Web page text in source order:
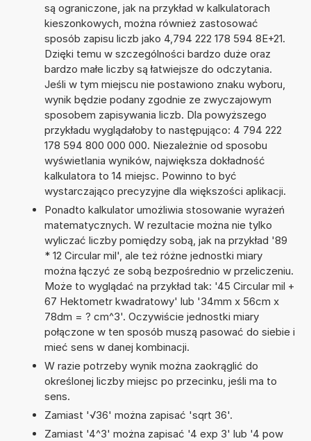
są ograniczone, jak na przykład w kalkulatorach
kieszonkowych, można również zastosować
sposób zapisu liczb jako 4,794 222 178 594 8E+21.
Dzięki temu w szczególności bardzo duże oraz
bardzo małe liczby są łatwiejsze do odczytania.
Jeśli w tym miejscu nie postawiono znaku wyboru,
wynik będzie podany zgodnie ze zwyczajowym
sposobem zapisywania liczb. Dla powyższego
przykładu wyglądałoby to następująco: 4 794 222
178 594 800 000 000. Niezależnie od sposobu
wyświetlania wyników, największa dokładność
kalkulatora to 14 miejsc. Powinno to być
wystarczająco precyzyjne dla większości aplikacji.
Ponadto kalkulator umożliwia stosowanie wyrażeń
matematycznych. W rezultacie można nie tylko
wyliczać liczby pomiędzy sobą, jak na przykład '89
* 12 Circular mil', ale też różne jednostki miary
można łączyć ze sobą bezpośrednio w przeliczeniu.
Może to wyglądać na przykład tak: '45 Circular mil +
67 Hektometr kwadratowy' lub '34mm x 56cm x
78dm = ? cm^3'. Oczywiście jednostki miary
połączone w ten sposób muszą pasować do siebie i
mieć sens w danej kombinacji.
W razie potrzeby wynik można zaokrąglić do
określonej liczby miejsc po przecinku, jeśli ma to
sens.
Zamiast '√36' można zapisać 'sqrt 36'.
Zamiast '4^3' można zapisać '4 exp 3' lub '4 pow